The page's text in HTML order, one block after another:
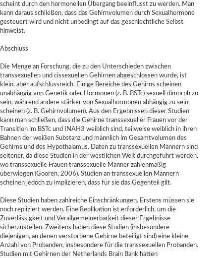
scheint durch den hormonellen Übergang beeinflusst zu werden. Man
kann daraus schließen, dass das Gehirnvolumen durch Sexualhormone
gesteuert wird und nicht unbedingt auf das geschlechtliche Selbst
hinweist.
Abschluss
Die Menge an Forschung, die zu den Unterschieden zwischen
transsexuellen und cissexuellen Gehirnen abgeschlossen wurde, ist
klein, aber aufschlussreich. Einige Bereiche des Gehirns scheinen
unabhängig von Genetik oder Hormonen (z. B. BSTc) sexuell dimorph zu
sein, während andere stärker von Sexualhormonen abhängig zu sein
scheinen (z. B. Gehirnvolumen). Aus den Ergebnissen dieser Studien
kann man schließen, dass die Gehirne transsexueller Frauen vor der
Transition im BSTc und INAH3 weiblich sind, teilweise weiblich in ihren
Bahnen der weißen Substanz und männlich im Gesamtvolumen des
Gehirns und des Hypothalamus. Daten zu transsexuellen Männern sind
seltener, da diese Studien in der westlichen Welt durchgeführt werden,
wo transsexuelle Frauen transsexuelle Männer zahlenmäßig
überwiegen (Gooren, 2006). Studien an transsexuellen Männern
scheinen jedoch zu implizieren, dass für sie das Gegenteil gilt.
Diese Studien haben zahlreiche Einschränkungen. Erstens müssen sie
noch repliziert werden. Eine Replikation ist erforderlich, um die
Zuverlässigkeit und Verallgemeinerbarkeit dieser Ergebnisse
sicherzustellen. Zweitens haben diese Studien (insbesondere
diejenigen, an denen verstorbene Gehirne beteiligt sind) eine kleine
Anzahl von Probanden, insbesondere für die transsexuellen Probanden.
Studien mit Gehirnen der Netherlands Brain Bank hatten